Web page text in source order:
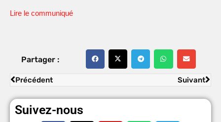
Lire le communiqué
Partager :
Précédent Suivant
Suivez-nous